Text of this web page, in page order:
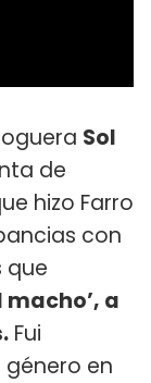
Sol
de
hizo Farro
con
que
macho’, a
Fui
en